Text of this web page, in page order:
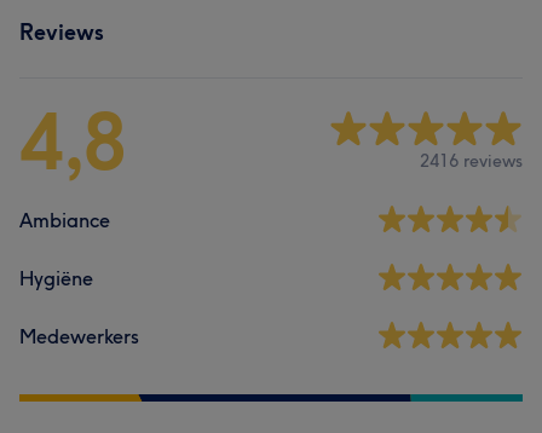
Reviews
4,8 2416 reviews
Ambiance
Hygiëne
Medewerkers